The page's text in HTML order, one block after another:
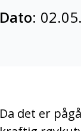
Dato:
Da det er